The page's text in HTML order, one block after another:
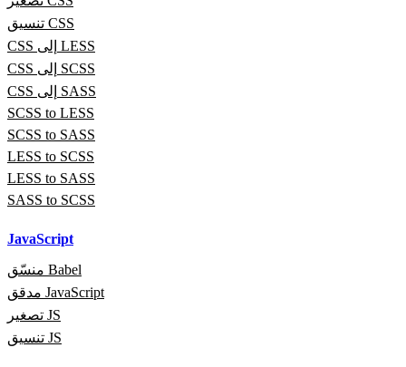
تنسيق CSS
CSS إلى LESS
CSS إلى SCSS
CSS إلى SASS
SCSS to LESS
SCSS to SASS
LESS to SCSS
LESS to SASS
SASS to SCSS
JavaScript
منسّق Babel
مدقق JavaScript
تصغير JS
تنسيق JS